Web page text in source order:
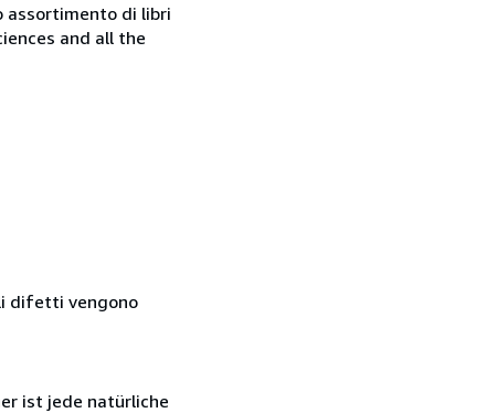
assortimento di libri
and all the
difetti vengono
ist jede natürliche